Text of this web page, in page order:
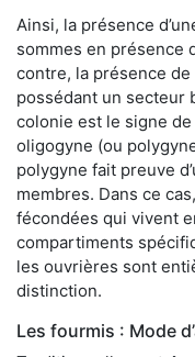
Ainsi, la présence
sommes en présence
contre, la présence
possédant un secteur
colonie est le signe
oligogyne (ou
polygyne fait preuve
membres. Dans ce
fécondées qui vivent
compartiments
les ouvrières sont
distinction.
Les fourmis : Mode